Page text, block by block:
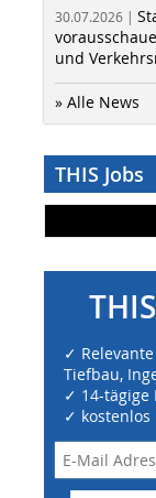
30.07.2026 |
und
» Alle News
THIS Jobs
✓
Tiefbau,
✓ 14-tägige
✓